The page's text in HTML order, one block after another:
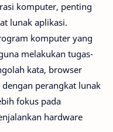
komputer, penting
lunak aplikasi.
komputer yang
melakukan tugas-
kata, browser
perangkat lunak
fokus pada
hardware